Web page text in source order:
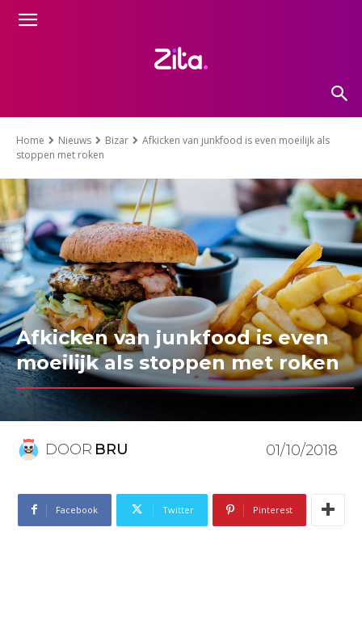
Home Nieuws Bizar
Afkicken van junkfood is even moeilijk als
stoppen met roken
Afkicken van junkfood is even
moeilijk als stoppen met roken
DOOR BRU 01/10/2018
Facebook Twitter Pinterest